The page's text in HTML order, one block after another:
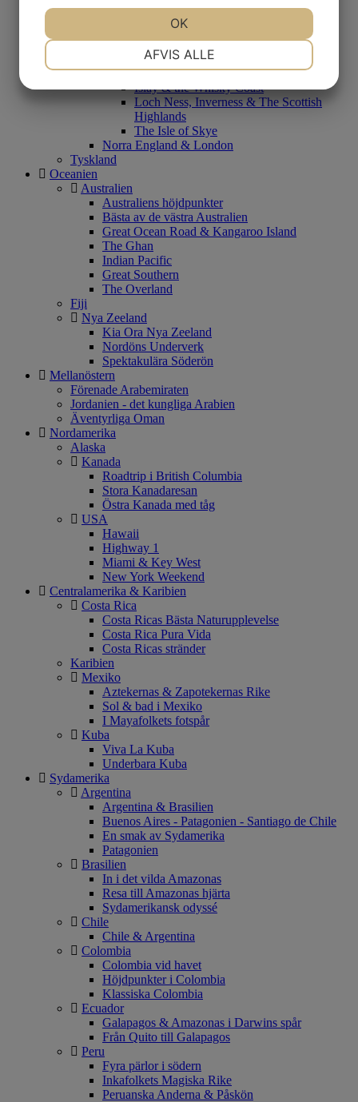
Vandring på Mallorca
London
Skottland
Highlands & Isle of Skye
Islay & the Whisky Coast
Loch Ness, Inverness & The Scottish
Highlands
The Isle of Skye
Norra England & London
Tyskland
Oceanien
Australien
Australiens höjdpunkter
Bästa av de västra Australien
Great Ocean Road & Kangaroo Island
The Ghan
Indian Pacific
Great Southern
The Overland
Fiji
Nya Zeeland
Kia Ora Nya Zeeland
Nordöns Underverk
Spektakulära Söderön
Mellanöstern
Förenade Arabemiraten
Jordanien - det kungliga Arabien
Äventyrliga Oman
Nordamerika
Alaska
Kanada
Roadtrip i British Columbia
Stora Kanadaresan
Östra Kanada med tåg
USA
Hawaii
Highway 1
Miami & Key West
New York Weekend
Centralamerika & Karibien
Costa Rica
Costa Ricas Bästa Naturupplevelse
Costa Rica Pura Vida
Costa Ricas stränder
Karibien
Mexiko
Aztekernas & Zapotekernas Rike
Sol & bad i Mexiko
I Mayafolkets fotspår
Kuba
Viva La Kuba
Underbara Kuba
Sydamerika
Argentina
Argentina & Brasilien
Buenos Aires - Patagonien - Santiago de Chile
En smak av Sydamerika
Patagonien
Brasilien
In i det vilda Amazonas
Resa till Amazonas hjärta
Sydamerikansk odyssé
Chile
Chile & Argentina
Colombia
Colombia vid havet
Höjdpunkter i Colombia
Klassiska Colombia
Ecuador
Galapagos & Amazonas i Darwins spår
Från Quito till Galapagos
Peru
Fyra pärlor i södern
Inkafolkets Magiska Rike
Peruanska Anderna & Påskön
MARKETING STATISTIK
AFVIS ALLE
OK